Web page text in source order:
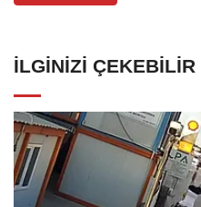
İLGINIZI ÇEKEBILIR